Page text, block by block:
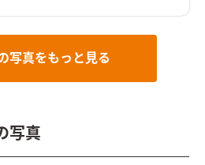
写真をもっと見る
写真